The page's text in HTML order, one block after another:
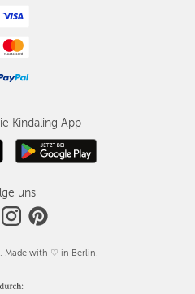
Kindaling App
uns
Made with ♡ in Berlin.